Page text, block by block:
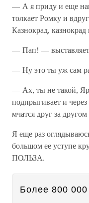
— А я приду и еще
толкает Ромку и
Казнокрад,
— Пап! —
— Ну это ты уж сам
— Ах, ты не такой,
подпрыгивает и
мчатся друг за
Я еще раз
большом ее уступе
ПОЛЬЗА.
Более 800 000